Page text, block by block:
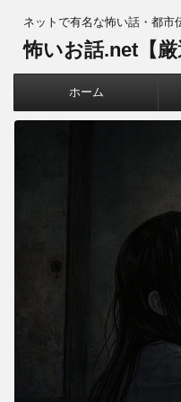
ネットで有名な怖い話・都市
怖いお話.net【厳
ホーム